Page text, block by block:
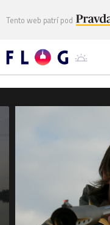
Tento web patrí pod